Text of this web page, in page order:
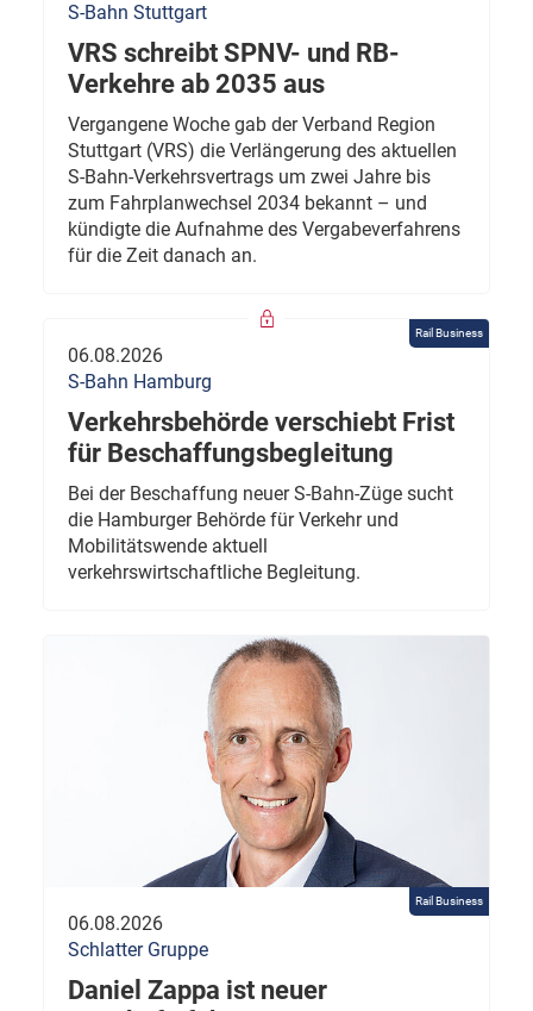
S-Bahn Stuttgart
VRS schreibt SPNV- und RB-
Verkehre ab 2035 aus
Vergangene Woche gab der Verband Region
Stuttgart (VRS) die Verlängerung des aktuellen
S-Bahn-Verkehrsvertrags um zwei Jahre bis
zum Fahrplanwechsel 2034 bekannt – und
kündigte die Aufnahme des Vergabeverfahrens
für die Zeit danach an.
Rail Business
06.08.2026
S-Bahn Hamburg
Verkehrsbehörde verschiebt Frist
für Beschaffungsbegleitung
Bei der Beschaffung neuer S-Bahn-Züge sucht
die Hamburger Behörde für Verkehr und
Mobilitätswende aktuell
verkehrswirtschaftliche Begleitung.
Rail Business
06.08.2026
Schlatter Gruppe
Daniel Zappa ist neuer